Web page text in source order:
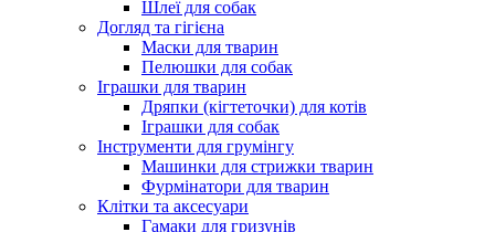
Шлеї для собак
Догляд та гігієна
Маски для тварин
Пелюшки для собак
Іграшки для тварин
Дряпки (кігтеточки) для котів
Іграшки для собак
Інструменти для грумінгу
Машинки для стрижки тварин
Фурмінатори для тварин
Клітки та аксесуари
Гамаки для гризунів